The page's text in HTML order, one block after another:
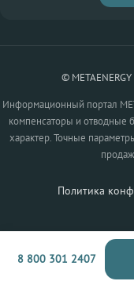
©
Информационный портал
компенсаторы и отводные
характер. Точные
Политика
8 800 301 2407